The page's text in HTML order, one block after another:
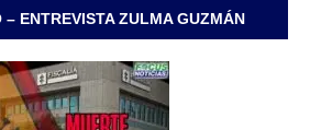
ENTREVISTA ZULMA GUZMÁN